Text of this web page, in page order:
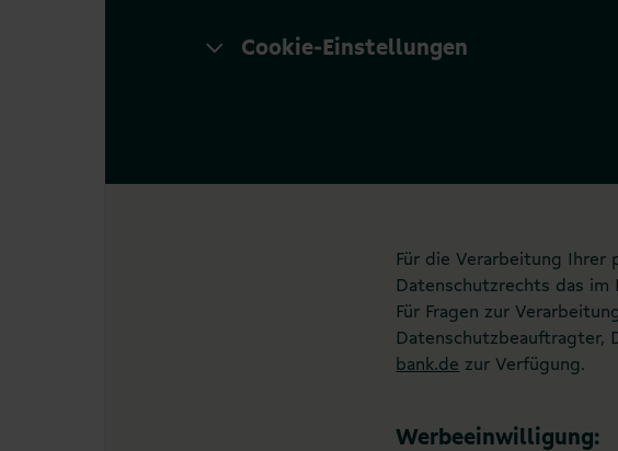
Cookie-Einstellungen
Für die Verarbeitung Ihrer
Datenschutzrechts das im
Für Fragen zur
Datenschutzbeauftragter,
bank.de zur Verfügung.
Werbeeinwilligung: